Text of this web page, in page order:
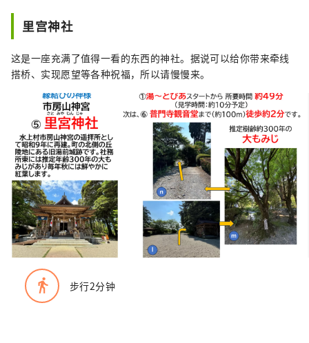
里宫神社
这是一座充满了值得一看的东西的神社。据说可以给你带来牵线
搭桥、实现愿望等各种祝福，所以请慢慢来。
directions_walk 步行2分钟